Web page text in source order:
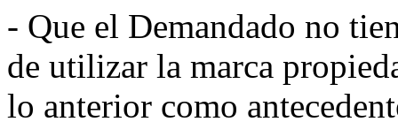
- Que el Demandado no
de utilizar la marca
lo anterior como